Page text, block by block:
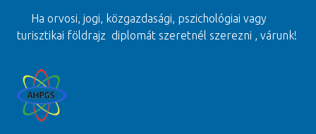
Ha orvosi, jogi, közgazdasági, pszichológiai vagy
turisztikai földrajz diplomát szeretnél szerezni , várunk!